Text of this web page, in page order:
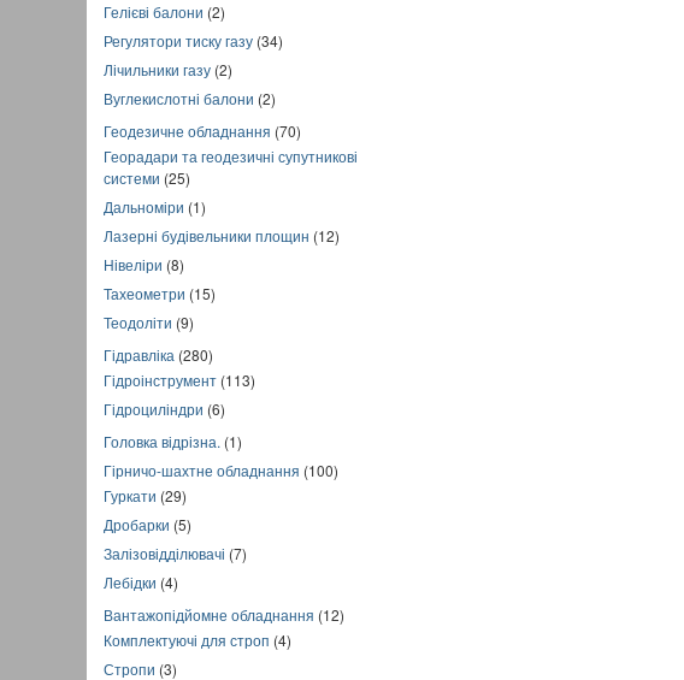
Гелієві балони (2)
Регулятори тиску газу (34)
Лічильники газу (2)
Вуглекислотні балони (2)
Геодезичне обладнання (70)
Георадари та геодезичні супутникові
системи (25)
Дальноміри (1)
Лазерні будівельники площин (12)
Нівеліри (8)
Тахеометри (15)
Теодоліти (9)
Гідравліка (280)
Гідроінструмент (113)
Гідроциліндри (6)
Головка відрізна. (1)
Гірничо-шахтне обладнання (100)
Гуркати (29)
Дробарки (5)
Залізовідділювачі (7)
Лебідки (4)
Вантажопідйомне обладнання (12)
Комплектуючі для строп (4)
Стропи (3)